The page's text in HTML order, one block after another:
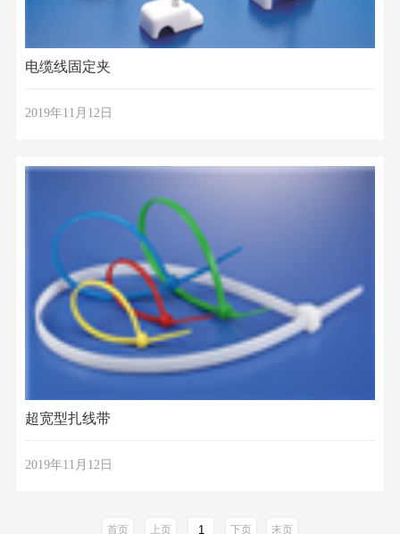
电缆线固定夹
2019年11月12日
超宽型扎线带
2019年11月12日
首页 上页 下页 末页